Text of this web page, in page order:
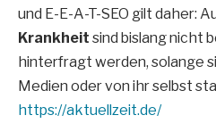
und E-E-A-T-SEO gilt daher:
Krankheit sind bislang nicht
hinterfragt werden, solange
Medien oder von ihr selbst
https://aktuellzeit.de/